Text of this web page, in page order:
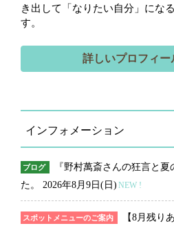
き出して「なりたい自分」にな
す。
詳しいプロフィー
インフォメーション
ブログ
『野村萬斎さんの狂言と
た。 2026年8月9日(日) NEW !
スポットメニューのご案内
【8月残り